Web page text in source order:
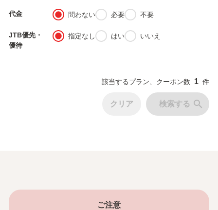
代金 fiber_manual_record 問わないfiber_manual_record 必要fiber_manual_record 不要
JTB優先・
優待
fiber_manual_record 指定なし fiber_manual_record はいfiber_manual_record いいえ
該当するプラン、クーポン数 1 件
クリア 検索する search
ご注意